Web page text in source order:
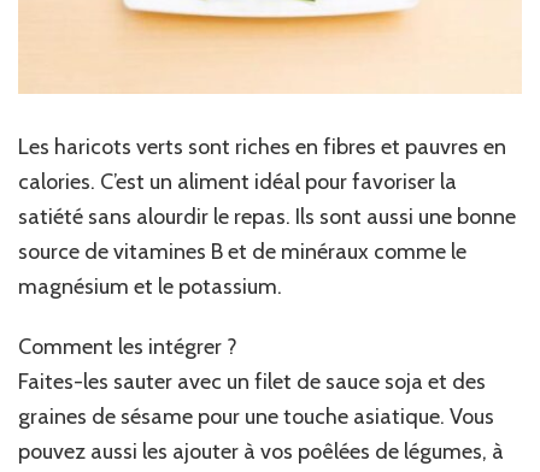
Les haricots verts sont riches en fibres et pauvres en
calories. C’est un aliment idéal pour favoriser la
satiété sans alourdir le repas. Ils sont aussi une bonne
source de vitamines B et de minéraux comme le
magnésium et le potassium.
Comment les intégrer ?
Faites-les sauter avec un filet de sauce soja et des
graines de sésame pour une touche asiatique. Vous
pouvez aussi les ajouter à vos poêlées de légumes, à